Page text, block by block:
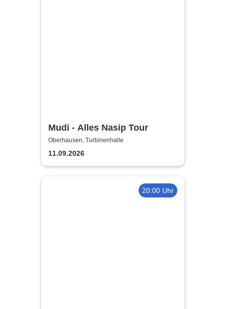
Mudi - Alles Nasip Tour
Oberhausen, Turbinenhalle
11.09.2026
20:00 Uhr